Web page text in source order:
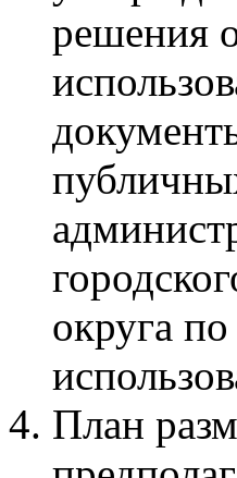
решения
округа
План